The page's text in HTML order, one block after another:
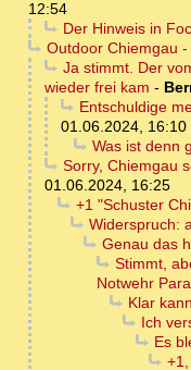
12:54
Der Hinweis in
Outdoor Chiemgau
Ja stimmt. Der
wieder frei kam -
Entschuldige
01.06.2024, 16:10
Was ist denn
Sorry, Chiemgau
01.06.2024, 16:25
+1 "Schuster
Widerspruch:
Genau das
Stimmt,
Notwehr
Klar
Ich
Es